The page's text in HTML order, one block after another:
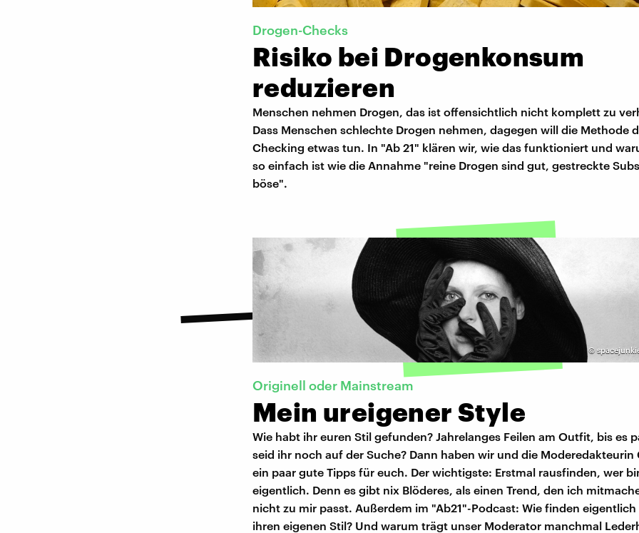
Drogen-Checks
Risiko bei Drogenkonsum
reduzieren
Menschen nehmen Drogen, das ist offensichtlich nicht komplett zu
Dass Menschen schlechte Drogen nehmen, dagegen will die Methode
Checking etwas tun. In "Ab 21" klären wir, wie das funktioniert und
so einfach ist wie die Annahme "reine Drogen sind gut, gestreckte
böse".
©
Originell oder Mainstream
Mein ureigener Style
Wie habt ihr euren Stil gefunden? Jahrelanges Feilen am Outfit, bis es
seid ihr noch auf der Suche? Dann haben wir und die Moderedakteurin
ein paar gute Tipps für euch. Der wichtigste: Erstmal rausfinden, wer
eigentlich. Denn es gibt nix Blöderes, als einen Trend, den ich
nicht zu mir passt. Außerdem im "Ab21"-Podcast: Wie finden
ihren eigenen Stil? Und warum trägt unser Moderator manchmal